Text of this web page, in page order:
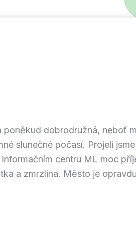
dobrodružná, neboť
slunečné počasí. Projeli
centru ML moc
a zmrzlina. Město je